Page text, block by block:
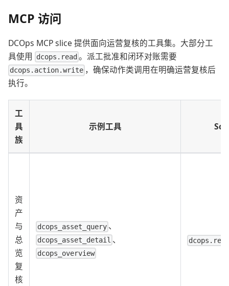
MCP 访问
DCOps MCP slice 提供面向运营复核的工具集。大部分工
具使用
dcops.read 。派工批准和闭环对账需要
dcops.action.write ，确保动作类调用在明确运营复核后
执行。
工
具
族
示例工具
资
产
与
总
览
复
核
dcops_asset_query 、
dcops_asset_detail 、
dcops_overview